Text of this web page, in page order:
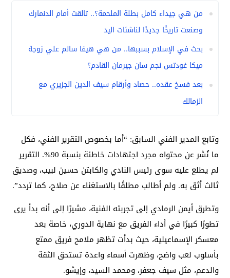
من هي جيداء كامل بطلة الملحمة؟.. تالقت أمام الدنمارك
وصنعت تاريخًا جديدًا لناشئات اليد
بحث في الإسلام بسببها.. من هي هيفا سالم علي زوجة
ميكا غودتس نجم سان جيرمان القادم؟
بعد فسخ عقده.. حصاد وأرقام سيف الدين الجزيري مع
الزمالك
وتابع المدير الفني السابق: “أما بخصوص التقرير الفني، فكل
ما نُشر عن محتواه مجرد اجتهادات خاطئة بنسبة 90%. التقرير
لم يطلع عليه سوى رئيس النادي والكابتن حسين لبيب، وصديق
ثالث أثق به. ولم أطالب مطلقًا بالاستغناء عن صلاح، كما تردد”.
وتطرق أيمن الرمادي إلى تجربته الفنية، مشيرًا إلى أنه بدأ يرى
تطورًا كبيرًا في أداء الفريق مع نهاية الدوري، خاصة بعد
معسكر الإسماعيلية، حيث بدأت تظهر ملامح فريق ممتع
بأسلوب لعب واضح، وظهرت أسماء واعدة تستحق الثقة
والدعم، مثل سيف جعفر، ومحمد السيد، وإيشو.